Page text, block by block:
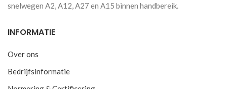
snelwegen A2, A12, A27 en A15 binnen handbereik.
INFORMATIE
Over ons
Bedrijfsinformatie